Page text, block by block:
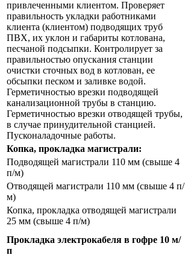
привлеченными клиентом. Проверяет
правильность укладки работниками
клиента (клиентом) подводящих труб
ПВХ, их уклон и габариты котлована,
песчаной подсыпки. Контролирует за
правильностью опускания станции
очистки сточных вод в котлован, ее
обсыпки песком и заливке водой.
Герметичностью врезки подводящей
канализационной трубы в станцию.
Герметичностью врезки отводящей трубы,
в случае принудительной станцией.
Пусконаладочные работы.
Копка, прокладка магистрали:
Подводящей магистрали 110 мм (свыше 4
п/м)
Отводящей магистрали 110 мм (свыше 4 п/
м)
Копка, прокладка отводящей магистрали
25 мм (свыше 4 п/м)
Прокладка электрокабеля в гофре 10 м/
п